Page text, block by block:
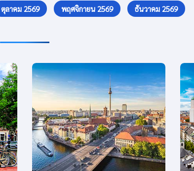
ตุลาคม 2569 พฤศจิกายน 2569 ธันวาคม 2569